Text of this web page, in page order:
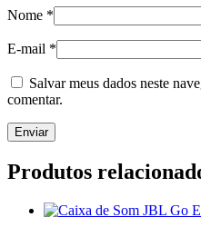
Nome *
E-mail *
Salvar meus dados neste
comentar.
Produtos